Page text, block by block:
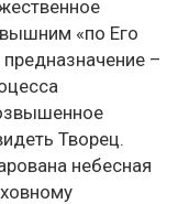
«по Его
–
Творец.
небесная